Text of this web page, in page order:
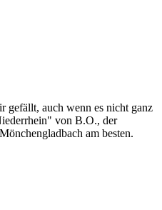
gefällt, auch wenn es nicht ganz
von B.O., der
am besten.